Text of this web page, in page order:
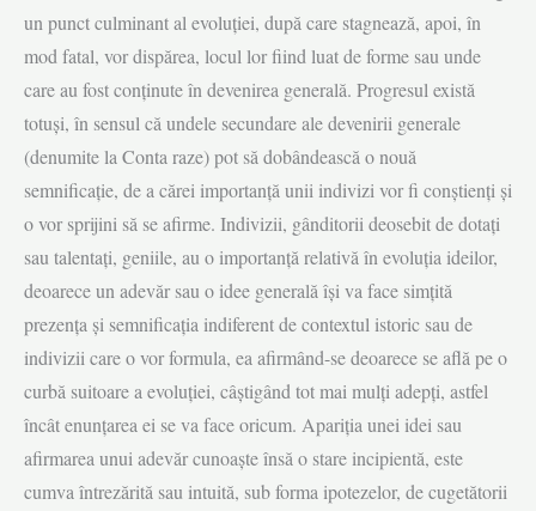
un punct culminant al evoluției, după care stagnează, apoi, în
mod fatal, vor dispărea, locul lor fiind luat de forme sau unde
care au fost conținute în devenirea generală. Progresul există
totuși, în sensul că undele secundare ale devenirii generale
(denumite la Conta raze) pot să dobândească o nouă
semnificație, de a cărei importanță unii indivizi vor fi conștienți și
o vor sprijini să se afirme. Indivizii, gânditorii deosebit de dotați
sau talentați, geniile, au o importanță relativă în evoluția ideilor,
deoarece un adevăr sau o idee generală își va face simțită
prezența și semnificația indiferent de contextul istoric sau de
indivizii care o vor formula, ea afirmând-se deoarece se află pe o
curbă suitoare a evoluției, câștigând tot mai mulți adepți, astfel
încât enunțarea ei se va face oricum. Apariția unei idei sau
afirmarea unui adevăr cunoaște însă o stare incipientă, este
cumva întrezărită sau intuită, sub forma ipotezelor, de cugetătorii